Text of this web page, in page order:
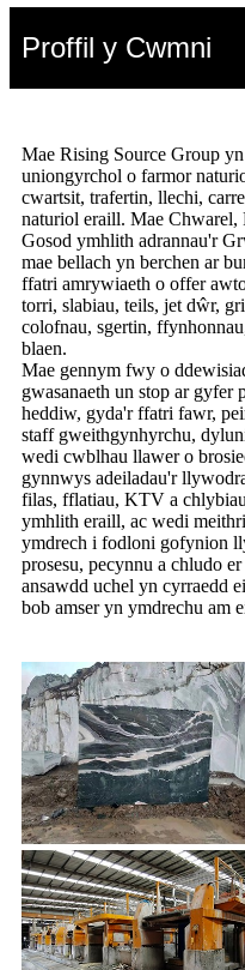
Proffil y Cwmni
Mae Rising Source Group
uniongyrchol o farmor
cwartsit, trafertin, llechi,
naturiol eraill. Mae
Gosod ymhlith adrannau'r
mae bellach yn berchen ar
ffatri amrywiaeth o offer
torri, slabiau, teils, jet dŵr,
colofnau, sgertin,
blaen.
Mae gennym fwy o
gwasanaeth un stop ar gyfer
heddiw, gyda'r ffatri fawr,
staff gweithgynhyrchu,
wedi cwblhau llawer o
gynnwys adeiladau'r
filas, fflatiau, KTV a
ymhlith eraill, ac wedi
ymdrech i fodloni gofynion
prosesu, pecynnu a chludo
ansawdd uchel yn cyrraedd
bob amser yn ymdrechu am